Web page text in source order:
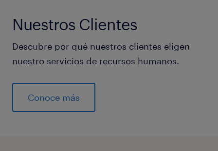
Nuestros Clientes
Descubre por qué nuestros clientes eligen
nuestro servicios de recursos humanos.
Conoce más